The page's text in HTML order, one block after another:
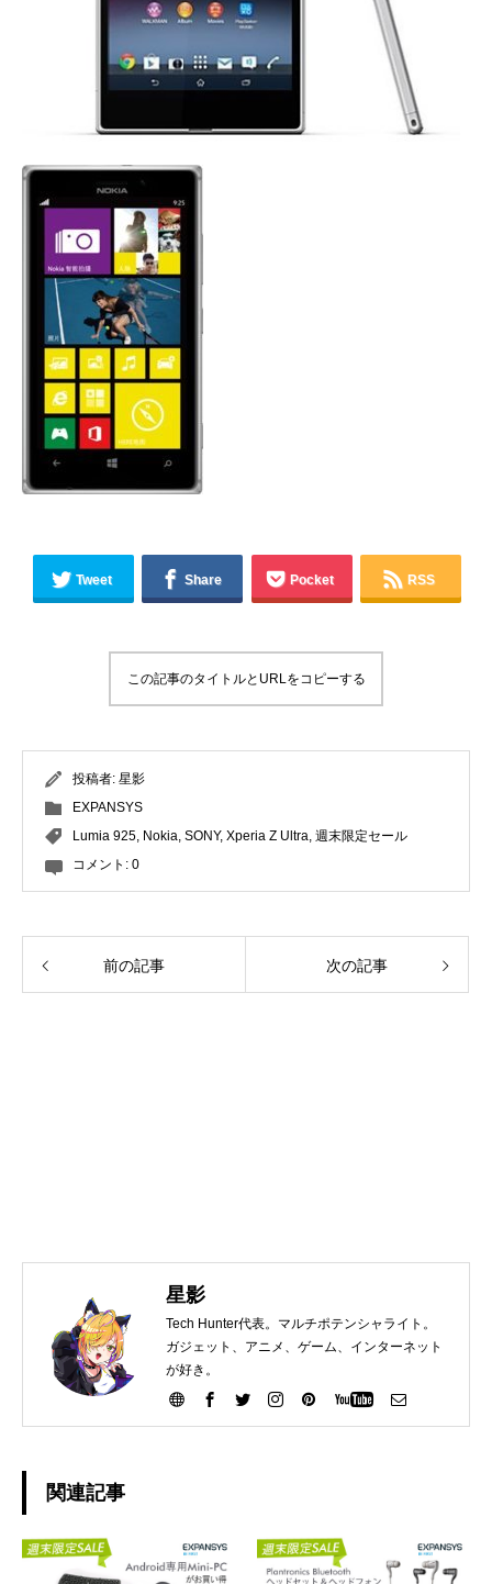
Tweet Share Pocket RSS
この記事のタイトルとURLをコピーする
投稿者: 星影
EXPANSYS
Lumia 925, Nokia, SONY, Xperia Z Ultra, 週末限定セール
コメント: 0
前の記事 次の記事
星影
Tech Hunter代表。マルチポテンシャライト。
ガジェット、アニメ、ゲーム、インターネット
が好き。
関連記事